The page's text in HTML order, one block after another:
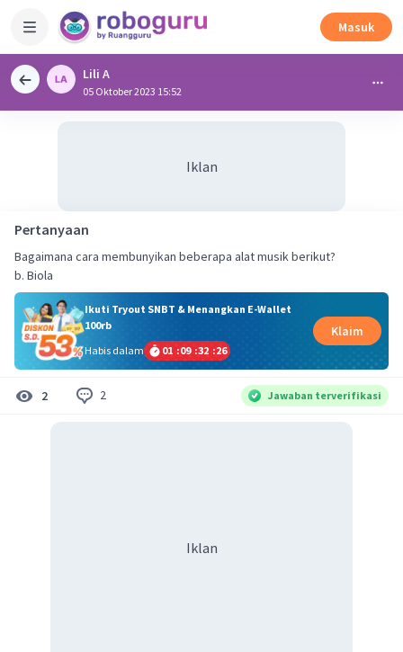
Masuk
Lili A
05 Oktober 2023 15:52
Iklan
Pertanyaan
Bagaimana cara membunyikan beberapa alat musik berikut?
b. Biola
Ikuti Tryout SNBT & Menangkan E-Wallet
100rb
Habis dalam
01 :09 :32 :26
Klaim
2 2 Jawaban terverifikasi
Iklan